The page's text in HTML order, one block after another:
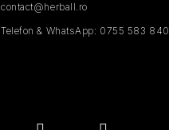
contact@herball.ro
Telefon & WhatsApp: 0755 583 840